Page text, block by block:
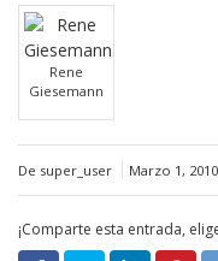
Rene
Giesemann
De super_user Marzo 1, 2010
¡Comparte esta entrada,